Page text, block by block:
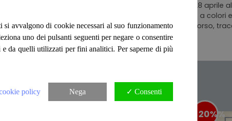
svoltesi presso il Teatro Comunale di Firenze dal 28 aprile
ingiallite ai bordi e riccamente illustrate da foto a colori
editoriale illustrata, flessibile, con piega d'uso al dorso,
usura per scaffalatura. Numero pagine 262
-20%%
avvalgono di cookie necessari al suo funzionamento
uno dei pulsanti seguenti per negare o consentire
da quelli utilizzati per fini analitici. Per saperne di più
policy Nega ✓ Consenti